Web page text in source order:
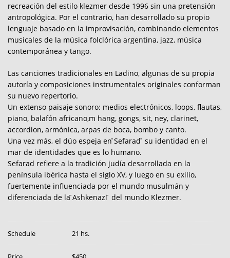
recreación del estilo klezmer desde 1996 sin una pretensión
antropológica. Por el contrario, han desarrollado su propio
lenguaje basado en la improvisación, combinando elementos
musicales de la música folclórica argentina, jazz, música
contemporánea y tango.
Las canciones tradicionales en Ladino, algunas de su propia
autoría y composiciones instrumentales originales conforman
su nuevo repertorio.
Un extenso paisaje sonoro: medios electrónicos, loops, flautas,
piano, balafón africano,m hang, gongs, sit, ney, clarinet,
accordion, armónica, arpas de boca, bombo y canto.
Una vez más, el dúo espeja en ̈Sefarad ̈ su identidad en el
mar de identidades que es lo humano.
Sefarad refiere a la tradición judía desarrollada en la
península ibérica hasta el siglo XV, y luego en su exilio,
fuertemente influenciada por el mundo musulmán y
diferenciada de la ̈Ashkenazi ̈ del mundo Klezmer.
Schedule 21 hs.